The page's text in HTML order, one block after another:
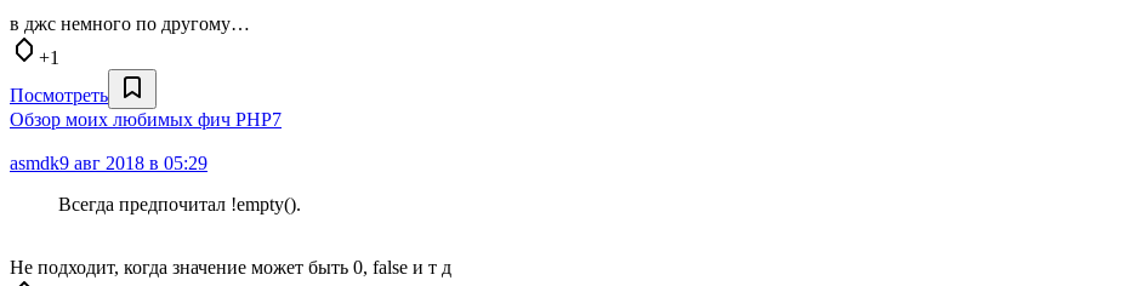
в джс немного по другому…
+1
Посмотреть
Обзор моих любимых фич PHP7
asmdk9 авг 2018 в 05:29
Всегда предпочитал !empty().
Не подходит, когда значение может быть 0, false и т д